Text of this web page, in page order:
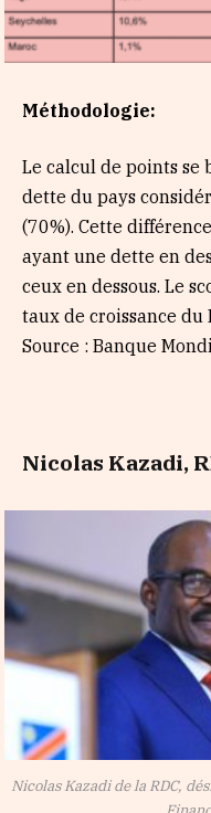
Méthodologie:
Le calcul de points se
dette du pays
(70%). Cette
ayant une dette en
ceux en dessous. Le
taux de croissance du
Source : Banque
Nicolas Kazadi,
Nicolas Kazadi de la RDC,